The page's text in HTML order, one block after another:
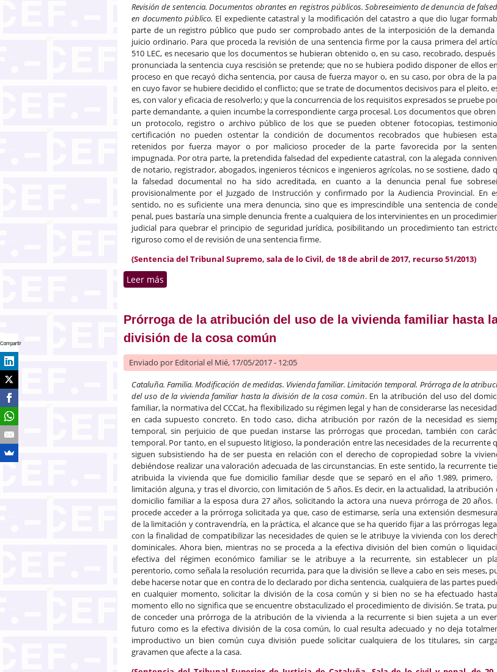
Revisión de sentencia. Documentos obrantes en registros públicos. Sobreseimiento de denuncia de
en documento público. El expediente catastral y la modificación del catastro a que dio lugar
parte de un registro público que pudo ser comprobado antes de la interposición de la demanda
juicio ordinario. Para que proceda la revisión de una sentencia firme por la causa primera del
510 LEC, es necesario que los documentos se hubieran obtenido o, en su caso, recobrado,
pronunciada la sentencia cuya rescisión se pretende; que no se hubiera podido disponer de ellos
proceso en que recayó dicha sentencia, por causa de fuerza mayor o, en su caso, por obra de la
en cuyo favor se hubiere decidido el conflicto; que se trate de documentos decisivos para el pleito,
es, con valor y eficacia de resolverlo; y que la concurrencia de los requisitos expresados se pruebe
parte demandante, a quien incumbe la correspondiente carga procesal. Los documentos que obren
un protocolo, registro o archivo público de los que se pueden obtener fotocopias,
certificación no pueden ostentar la condición de documentos recobrados que hubiesen
retenidos por fuerza mayor o por malicioso proceder de la parte favorecida por la
impugnada. Por otra parte, la pretendida falsedad del expediente catastral, con la alegada
de notario, registrador, abogados, ingenieros técnicos e ingenieros agrícolas, no se sostiene, dado
la falsedad documental no ha sido acreditada, en cuanto a la denuncia penal fue
provisionalmente por el Juzgado de Instrucción y confirmado por la Audiencia Provincial. En
sentido, no es suficiente una mera denuncia, sino que es imprescindible una sentencia de
penal, pues bastaría una simple denuncia frente a cualquiera de los intervinientes en un
judicial para quebrar el principio de seguridad jurídica, posibilitando un procedimiento tan
riguroso como el de revisión de una sentencia firme.
(Sentencia del Tribunal Supremo, sala de lo Civil, de 18 de abril de 2017, recurso 51/2013)
Leer más
Prórroga de la atribución del uso de la vivienda familiar hasta
división de la cosa común
Enviado por Editorialel Mié, 17/05/2017 - 12:05
Cataluña. Familia. Modificación de medidas. Vivienda familiar. Limitación temporal. Prórroga de la
del uso de la vivienda familiar hasta la división de la cosa común. En la atribución del uso del
familiar, la normativa del CCCat, ha flexibilizado su régimen legal y han de considerarse las
en cada supuesto concreto. En todo caso, dicha atribución por razón de la necesidad es
temporal, sin perjuicio de que puedan instarse las prórrogas que procedan, también con
temporal. Por tanto, en el supuesto litigioso, la ponderación entre las necesidades de la recurrente
siguen subsistiendo ha de ser puesta en relación con el derecho de copropiedad sobre la
debiéndose realizar una valoración adecuada de las circunstancias. En este sentido, la recurrente
atribuida la vivienda que fue domicilio familiar desde que se separó en el año 1.989, primero,
limitación alguna, y tras el divorcio, con limitación de 5 años. Es decir, en la actualidad, la atribución
domicilio familiar a la esposa dura 27 años, solicitando la actora una nueva prórroga de 20 años.
procede acceder a la prórroga solicitada ya que, caso de estimarse, sería una extensión
de la limitación y contravendría, en la práctica, el alcance que se ha querido fijar a las prórrogas
con la finalidad de compatibilizar las necesidades de quien se le atribuye la vivienda con los
dominicales. Ahora bien, mientras no se proceda a la efectiva división del bien común o
efectiva del régimen económico familiar se le atribuye a la recurrente, sin establecer un
perentorio, como señala la resolución recurrida, para que la división se lleve a cabo en seis meses,
debe hacerse notar que en contra de lo declarado por dicha sentencia, cualquiera de las partes
en cualquier momento, solicitar la división de la cosa común y si bien no se ha efectuado
momento ello no significa que se encuentre obstaculizado el procedimiento de división. Se trata,
de conceder una prórroga de la atribución de la vivienda a la recurrente si bien sujeta a un
futuro como es la efectiva división de la cosa común, lo cual resulta adecuado y no deja
improductivo un bien común cuya división puede solicitar cualquiera de los titulares, sin
gravamen que afecte a la casa.
Compartir